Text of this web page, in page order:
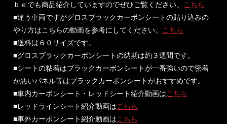
ｂｅでも商品紹介していますのでぜひご覧ください。 こちら
■違う車両ですがグロスブラックカーボンシートの貼り込みの
やり方はこちらの動画を参考にしてください。 こちら
■送料は６０サイズです。
■グロスブラックカーボンシートの納期は約３週間です。
■シートの粘着はブラックカーボンシートが一番強いので密着
が悪いパネル等はブラックカーボンシートがおすすめです。
■車内カーボンシート・レッドシート紹介動画はこちら
■レッドラインシート紹介動画はこちら
■車外カーボンシート紹介動画はこちら